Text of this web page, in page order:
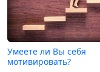
Умеете ли Вы себя
мотивировать?